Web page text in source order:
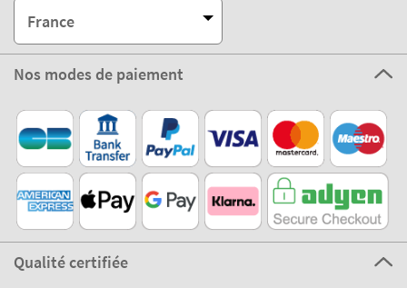
France
Nos modes de paiement
Qualité certifiée